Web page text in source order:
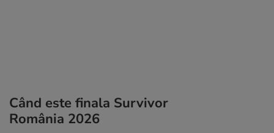
Când este finala Survivor
România 2026